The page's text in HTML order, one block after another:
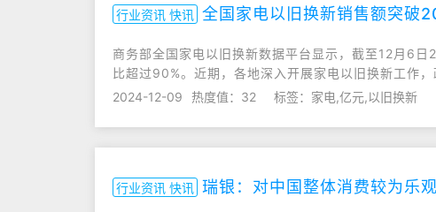
行业资讯 快讯 全国家电以旧换新销售额突破
商务部全国家电以旧换新数据平台显示，截至12月6
比超过90%。近期，各地深入开展家电以旧换新工作
2024-12-09
热度值：32 标签：家电,亿元,以旧换新
行业资讯 快讯 瑞银：对中国整体消费较为乐观